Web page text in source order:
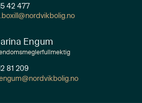
42 477
Engum
81 209